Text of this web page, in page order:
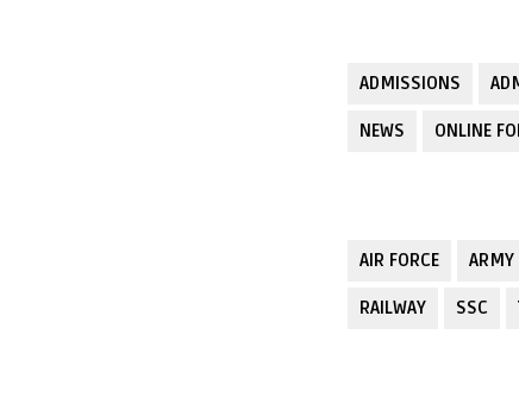
ADMISSIONS
NEWS ONLINE
AIR FORCE ARMY
RAILWAY SSC